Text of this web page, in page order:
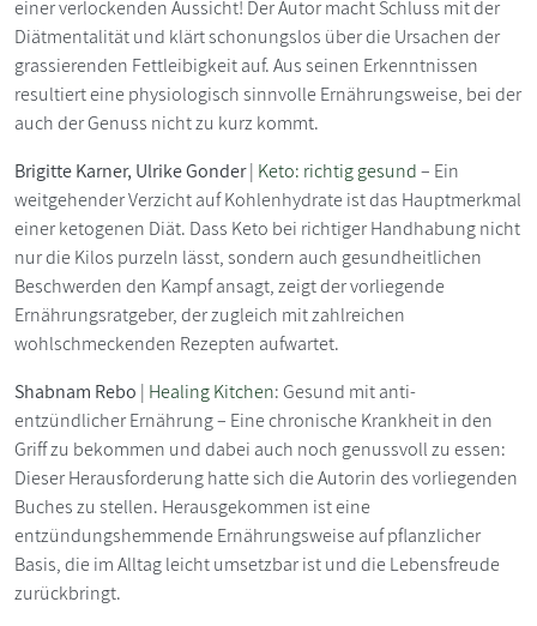
einer verlockenden Aussicht! Der Autor macht Schluss mit der
Diätmentalität und klärt schonungslos über die Ursachen der
grassierenden Fettleibigkeit auf. Aus seinen Erkenntnissen
resultiert eine physiologisch sinnvolle Ernährungsweise, bei der
auch der Genuss nicht zu kurz kommt.
Brigitte Karner, Ulrike Gonder| Keto: richtig gesund– Ein
weitgehender Verzicht auf Kohlenhydrate ist das Hauptmerkmal
einer ketogenen Diät. Dass Keto bei richtiger Handhabung nicht
nur die Kilos purzeln lässt, sondern auch gesundheitlichen
Beschwerden den Kampf ansagt, zeigt der vorliegende
Ernährungsratgeber, der zugleich mit zahlreichen
wohlschmeckenden Rezepten aufwartet.
Shabnam Rebo | Healing Kitchen: Gesund mit anti-
entzündlicher Ernährung – Eine chronische Krankheit in den
Griff zu bekommen und dabei auch noch genussvoll zu essen:
Dieser Herausforderung hatte sich die Autorin des vorliegenden
Buches zu stellen. Herausgekommen ist eine
entzündungshemmende Ernährungsweise auf pflanzlicher
Basis, die im Alltag leicht umsetzbar ist und die Lebensfreude
zurückbringt.